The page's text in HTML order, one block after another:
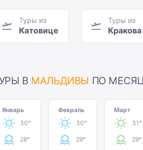
Туры из
Катовице
Туры из
Кракова
В МАЛЬДИВЫ ПО
Январь
30°
28°
Февраль
30°
29°
Март
31°
29°